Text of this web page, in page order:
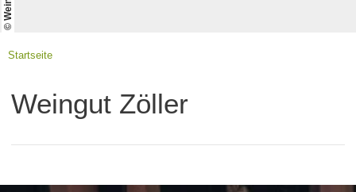
Startseite
Weingut Zöller